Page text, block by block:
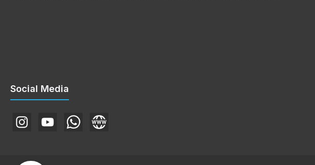
Social Media
InstagramYouTubeWhatsApp
E-Mail